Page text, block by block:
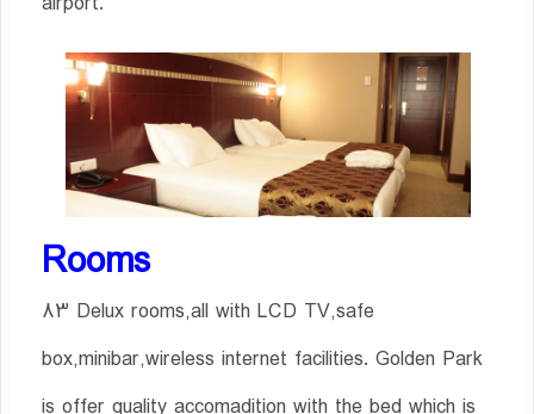
Rooms
83 Delux rooms,all with LCD TV,safe
box,minibar,wireless internet facilities. Golden Park
is offer quality accomadition with the bed which is